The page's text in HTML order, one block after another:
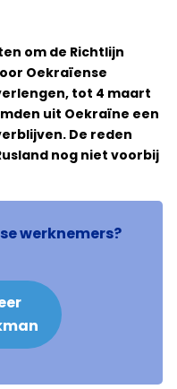
om de Richtlijn
Oekraïense
tot 4 maart
uit Oekraïne een
De reden
nog niet voorbij
werknemers?